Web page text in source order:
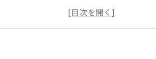
家族みんなが笑顔に！居酒屋での特別
思い出を育む居酒屋体験、心に残る瞬